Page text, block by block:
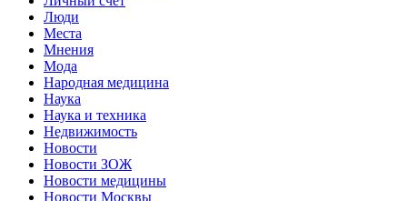
Люди
Места
Мнения
Мода
Народная медицина
Наука
Наука и техника
Недвижимость
Новости
Новости ЗОЖ
Новости медицины
Новости Москвы